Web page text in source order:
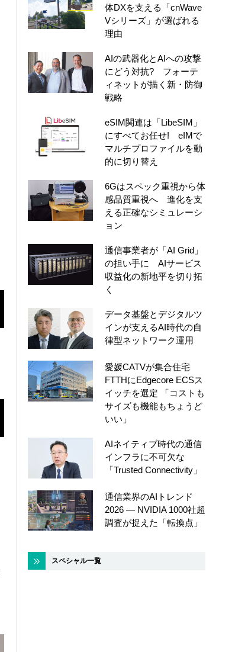
体DXを支える「cnWave
Vシリーズ」が選ばれる
理由
AIの武器化とAIへの攻撃
にどう対抗? フォーテ
ィネットが描く新・防御
戦略
eSIM関連は「LibeSIM」
にすべてお任せ! eIMで
マルチプロファイルを動
的に切り替え
6Gはスペック重視から体
感品質重視へ 進化を支
える正確なシミュレーシ
ョン
通信事業者が「AI Grid」
の担い手に AIサービス
収益化の新地平を切り拓
く
データ基盤とデジタルツ
インが支えるAI時代の自
律型ネットワーク運用
愛媛CATVが集合住宅
FTTHにEdgecore ECSス
イッチを選定 「コストも
サイズも機能もちょうど
いい」
AIネイティブ時代の通信
インフラに不可欠な
「Trusted Connectivity」
通信業界のAIトレンド
2026 ― NVIDIA 1000社超
調査が捉えた「転換点」
スペシャル一覧